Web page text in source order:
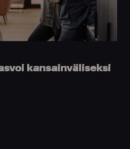
kansainväliseksi